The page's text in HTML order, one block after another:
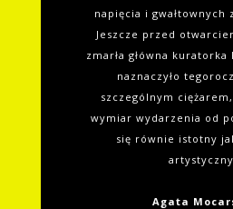
napięcia i gwałtownych
Jeszcze przed
zmarła główna kuratorka
naznaczyło
szczególnym
wymiar wydarzenia od
się równie istotny
artystyczny.
Agata